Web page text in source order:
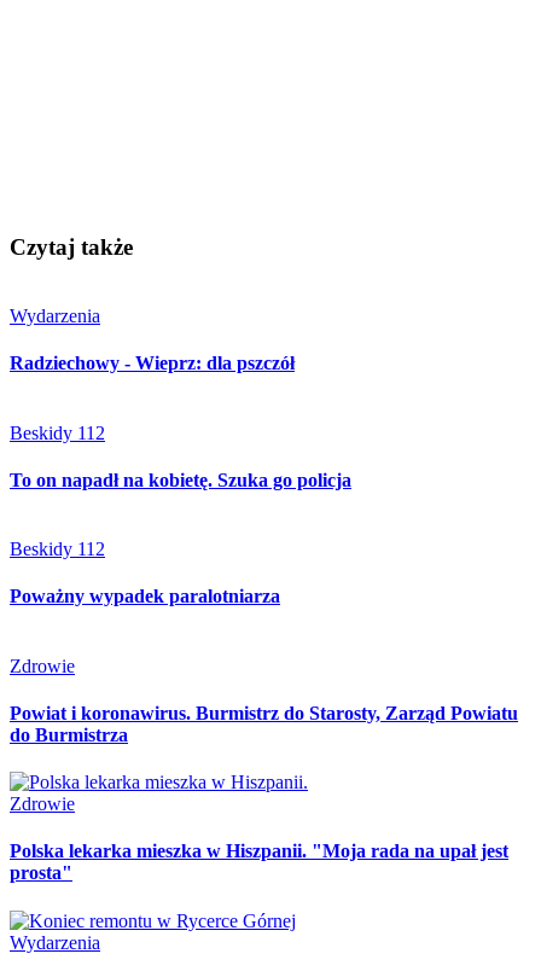
Czytaj także
Wydarzenia
Radziechowy - Wieprz: dla pszczół
Beskidy 112
To on napadł na kobietę. Szuka go policja
Beskidy 112
Poważny wypadek paralotniarza
Zdrowie
Powiat i koronawirus. Burmistrz do Starosty, Zarząd Powiatu
do Burmistrza
Zdrowie
Polska lekarka mieszka w Hiszpanii. "Moja rada na upał jest
prosta"
Wydarzenia